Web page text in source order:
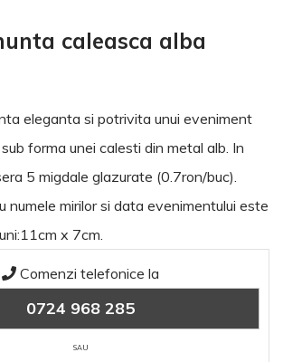
caleasca alba
eleganta si potrivita unui eveniment
forma unei calesti din metal alb. In
5 migdale glazurate (0.7ron/buc).
numele mirilor si data evenimentului este
x 7cm.
Comenzi telefonice la
0724 968 285
SAU